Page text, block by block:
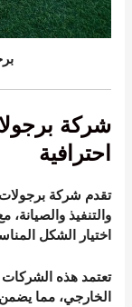
شركة
احترافية
تقدم شركة
والتنفيذ
اختيار الشكل
تعتمد هذه
الخارجي، مما